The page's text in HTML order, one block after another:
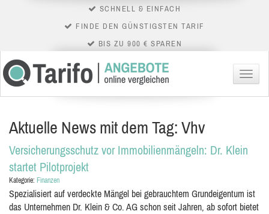
SCHNELL & EINFACH
FINDE DEN GÜNSTIGSTEN TARIF
BIS ZU 900 € SPAREN
Menü
Aktuelle News mit dem Tag: Vhv
Versicherungsschutz vor Immobilienmängeln: Dr. Klein
startet Pilotprojekt
Kategorie: Finanzen
Spezialisiert auf verdeckte Mängel bei gebrauchtem Grundeigentum ist
das Unternehmen Dr. Klein & Co. AG schon seit Jahren, ab sofort bietet